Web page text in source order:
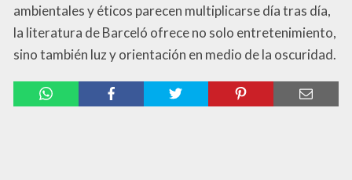
ambientales y éticos parecen multiplicarse día tras día,
la literatura de Barceló ofrece no solo entretenimiento,
sino también luz y orientación en medio de la oscuridad.